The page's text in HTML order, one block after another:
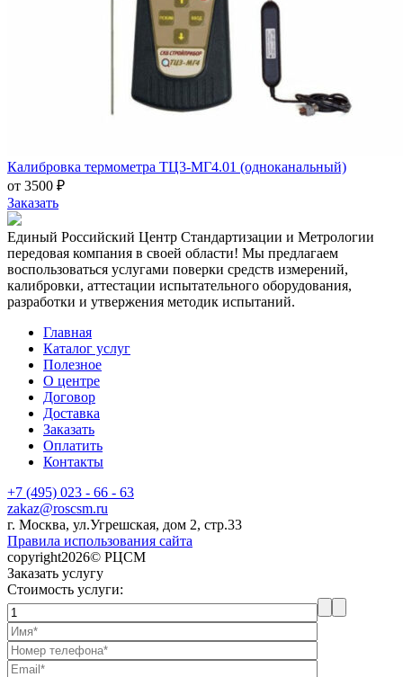
Калибровка термометра ТЦ3-МГ4.01 (одноканальный)
от 3500 ₽
Заказать
Единый Российский Центр Стандартизации и Метрологии
передовая компания в своей области! Мы предлагаем
воспользоваться услугами поверки средств измерений,
калибровки, аттестации испытательного оборудования,
разработки и утвержения методик испытаний.
Главная
Каталог услуг
Полезное
О центре
Договор
Доставка
Заказать
Оплатить
Контакты
+7 (495) 023 - 66 - 63
zakaz@roscsm.ru
г. Москва, ул.Угрешская, дом 2, стр.33
Правила использования сайта
copyright2026© РЦСМ
Заказать услугу
Стоимость услуги: